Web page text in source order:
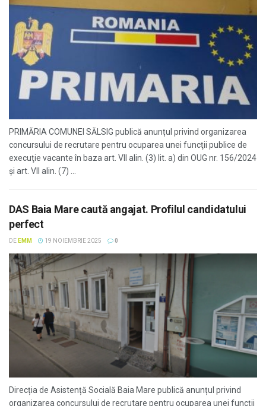
PRIMĂRIA COMUNEI SĂLSIG publică anunțul privind organizarea
concursului de recrutare pentru ocuparea unei funcţii publice de
execuţie vacante în baza art. VII alin. (3) lit. a) din OUG nr. 156/2024
și art. VII alin. (7) ...
DAS Baia Mare caută angajat. Profilul candidatului
perfect
DE EMM 19 NOIEMBRIE 2025 0
Direcția de Asistență Socială Baia Mare publică anunțul privind
organizarea concursului de recrutare pentru ocuparea unei funcţii